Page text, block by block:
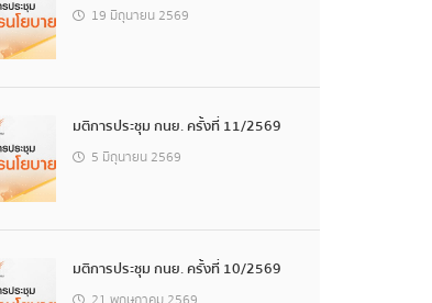
19 มิถุนายน 2569
มติการประชุม กนย. ครั้งที่ 11/2569
5 มิถุนายน 2569
มติการประชุม กนย. ครั้งที่ 10/2569